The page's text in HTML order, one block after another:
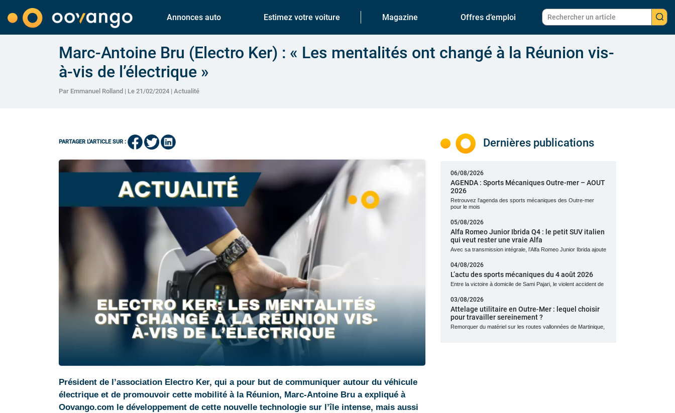
Annonces auto Estimez votre voiture Magazine Offres d’emploi
Marc-Antoine Bru (Electro Ker) : « Les mentalités ont changé à la Réunion vis-
à-vis de l’électrique »
Par Emmanuel Rolland | Le 21/02/2024 | Actualité
PARTAGER L'ARTICLE SUR :
Président de l’association Electro Ker, qui a pour but de communiquer autour du véhicule
électrique et de promouvoir cette mobilité à la Réunion, Marc-Antoine Bru a expliqué à
Oovango.com le développement de cette nouvelle technologie sur l’île intense, mais aussi
Dernières publications
06/08/2026
AGENDA : Sports Mécaniques Outre-mer – AOUT
2026
Retrouvez l'agenda des sports mécaniques des Outre-mer
pour le mois
05/08/2026
Alfa Romeo Junior Ibrida Q4 : le petit SUV italien
qui veut rester une vraie Alfa
Avec sa transmission intégrale, l’Alfa Romeo Junior Ibrida ajoute
04/08/2026
L’actu des sports mécaniques du 4 août 2026
Entre la victoire à domicile de Sami Pajari, le violent accident de
03/08/2026
Attelage utilitaire en Outre-Mer : lequel choisir
pour travailler sereinement ?
Remorquer du matériel sur les routes vallonnées de Martinique,